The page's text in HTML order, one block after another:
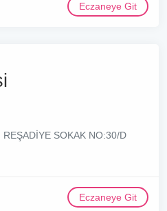
Eczaneye Git
SOKAK NO:30/D
Eczaneye Git